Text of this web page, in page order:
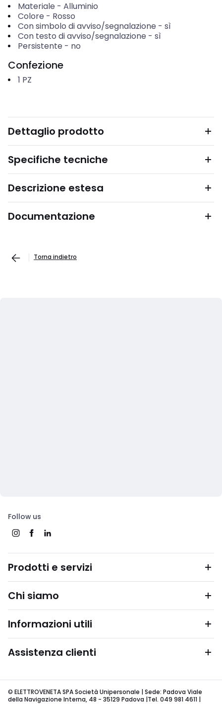
Materiale - Alluminio
Colore - Rosso
Con simbolo di avviso/segnalazione - sì
Con testo di avviso/segnalazione - sì
Persistente - no
Confezione
1 PZ
Dettaglio prodotto
Specifiche tecniche
Descrizione estesa
Documentazione
Torna indietro
Follow us
Prodotti e servizi
Chi siamo
Informazioni utili
Assistenza clienti
© ELETTROVENETA SPA Società Unipersonale | Sede: Padova Viale
della Navigazione Interna, 48 - 35129 Padova |Tel. 049 981 4611 |